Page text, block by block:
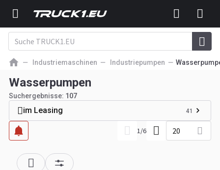
Industriemaschinen Industriepumpen
Wasserpumpen
Suchergebnisse: 107
im Leasing 41
1/6 20